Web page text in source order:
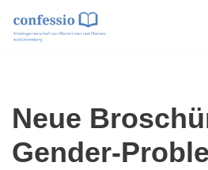
Zum
Neue
Gender-